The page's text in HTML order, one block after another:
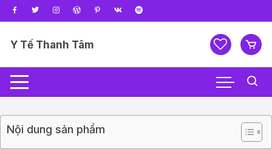
Y Tế Thanh Tâm
Nội dung sản phẩm